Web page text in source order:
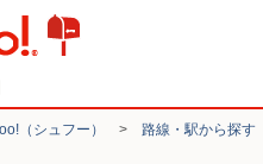
（シュフー） > 路線・駅から探す